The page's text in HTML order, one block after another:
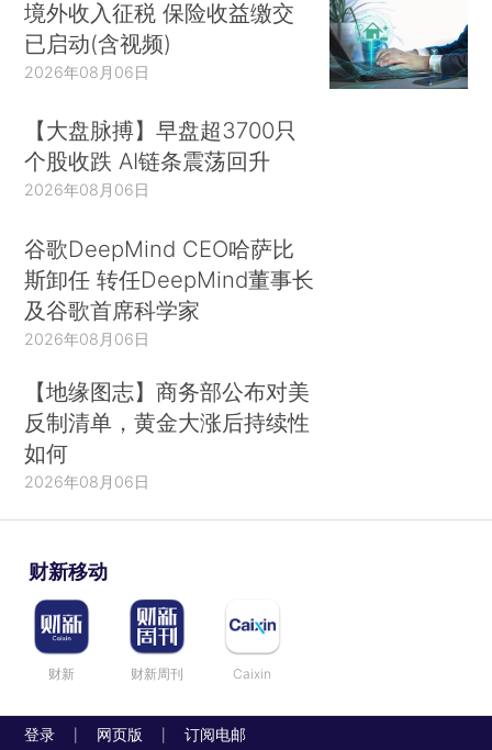
境外收入征税 保险收益缴交
已启动(含视频)
2026年08月06日
【大盘脉搏】早盘超3700只
个股收跌 AI链条震荡回升
2026年08月06日
谷歌DeepMind CEO哈萨比
斯卸任 转任DeepMind董事长
及谷歌首席科学家
2026年08月06日
【地缘图志】商务部公布对美
反制清单，黄金大涨后持续性
如何
2026年08月06日
财新移动
财新 财新周刊 Caixin
登录 网页版 订阅电邮